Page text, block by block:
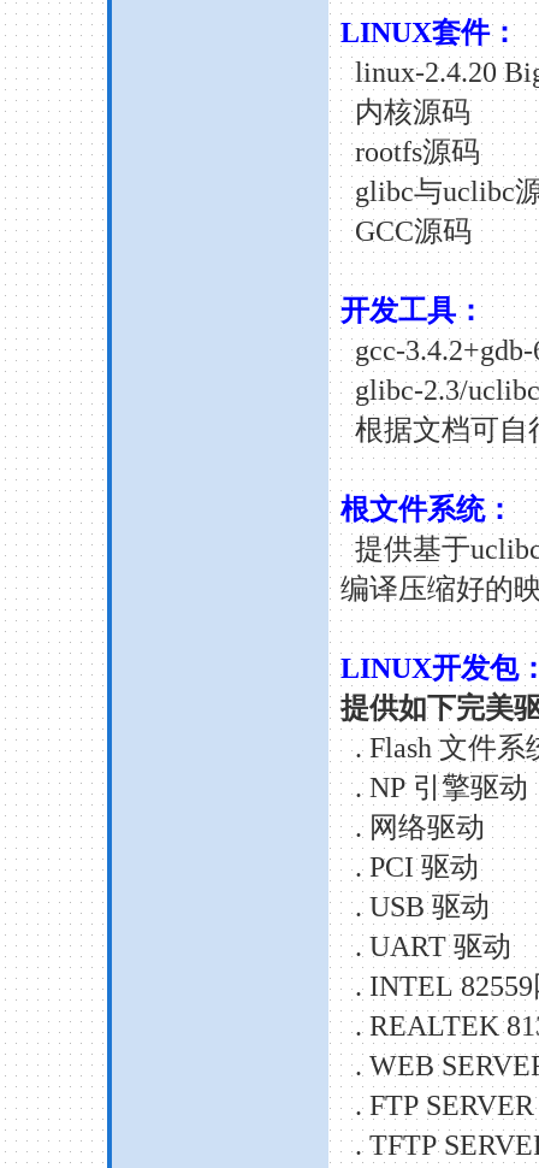
LINUX套件：
linux-2.4.20
内核源码
rootfs源码
glibc与uclibc
GCC源码
开发工具：
gcc-3.4.2+gdb-
glibc-2.3/
根据文档可自
根文件系统：
提供基于
编译压缩好的
LINUX开发包
提供如下完美
. Flash文件系
. NP 引擎驱动
. 网络驱动
. PCI驱动
. USB驱动
. UART驱动
. INTEL 82559
. REALTEK
. WEB
. FTP
. TFTP